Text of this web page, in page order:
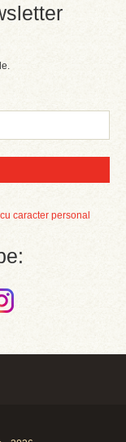
caracter personal